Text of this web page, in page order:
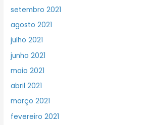
setembro 2021
agosto 2021
julho 2021
junho 2021
maio 2021
abril 2021
março 2021
fevereiro 2021